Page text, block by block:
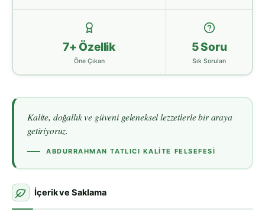
7+ Özellik
Öne Çıkan
5 Soru
Sık Sorulan
Kalite, doğallık ve güveni geleneksel lezzetlerle bir araya
getiriyoruz.
ABDURRAHMAN TATLICI KALITE FELSEFESI
İçerik ve Saklama